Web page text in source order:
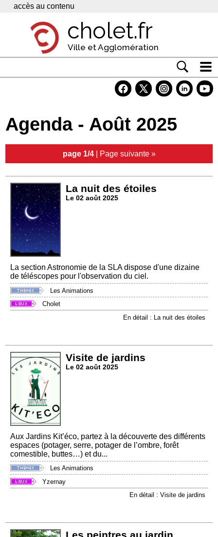
Panneau de gestion des cookies
accès au contenu
cholet.fr
Ville et Agglomération
Economie
Services
Agenda - Août 2025
page 1/4| Page suivante »
La nuit des étoiles
Le 02 août 2025
La section Astronomie de la SLA dispose d'une dizaine
de téléscopes pour l'observation du ciel.
Les Animations
Cholet
En détail : La nuit des étoiles
Visite de jardins
Le 02 août 2025
Aux Jardins Kit’éco, partez à la découverte des différents
espaces (potager, serre, potager de l’ombre, forêt
comestible, buttes…) et du...
Les Animations
Yzernay
En détail : Visite de jardins